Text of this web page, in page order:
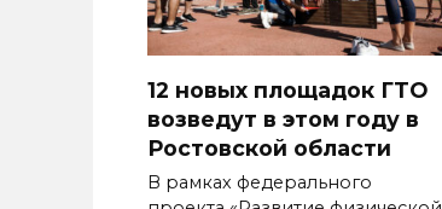
12 новых площадок ГТО
возведут в этом году в
Ростовской области
В рамках федерального